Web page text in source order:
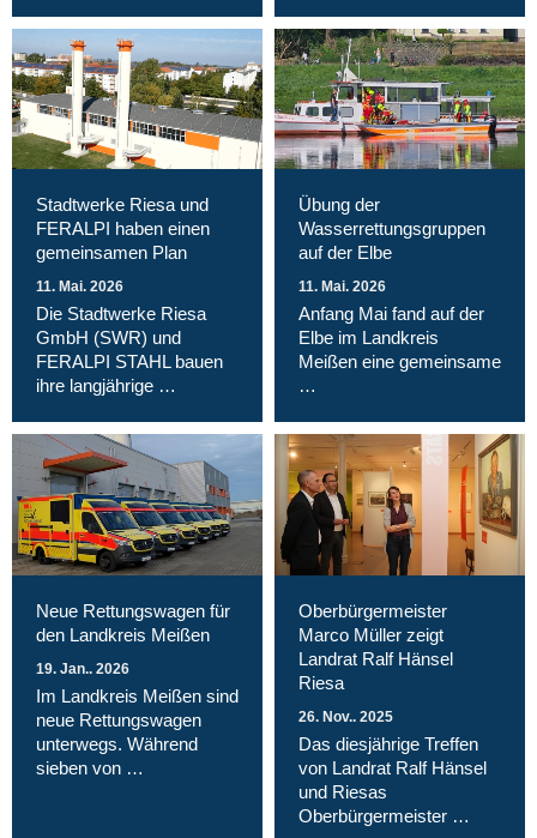
Stadtwerke Riesa und
FERALPI haben einen
gemeinsamen Plan
11. Mai. 2026
Die Stadtwerke Riesa
GmbH (SWR) und
FERALPI STAHL bauen
ihre langjährige …
Übung der
Wasserrettungsgruppen
auf der Elbe
11. Mai. 2026
Anfang Mai fand auf der
Elbe im Landkreis
Meißen eine gemeinsame
…
Neue Rettungswagen für
den Landkreis Meißen
19. Jan.. 2026
Im Landkreis Meißen sind
neue Rettungswagen
unterwegs. Während
sieben von …
Oberbürgermeister
Marco Müller zeigt
Landrat Ralf Hänsel
Riesa
26. Nov.. 2025
Das diesjährige Treffen
von Landrat Ralf Hänsel
und Riesas
Oberbürgermeister …